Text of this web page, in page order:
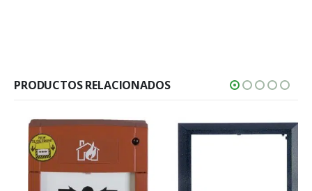
PRODUCTOS RELACIONADOS